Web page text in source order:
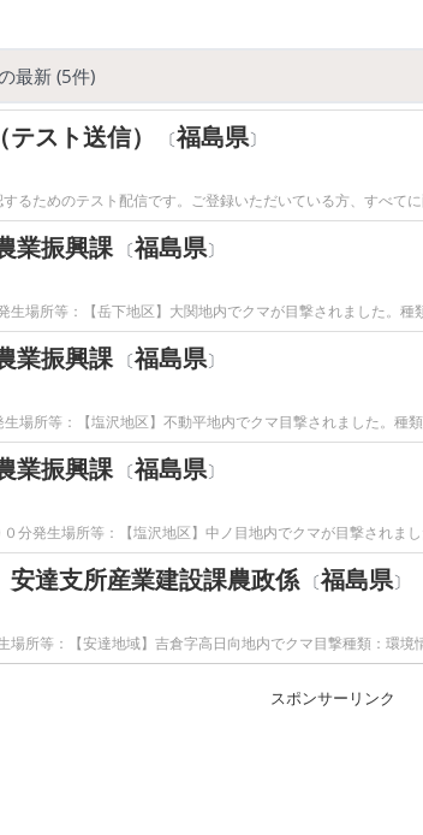
最新 (5件)
スト送信） 〔福島県〕
るためのテスト配信です。ご登録いただいている方、すべて
業振興課 〔福島県〕
場所等：【岳下地区】大関地内でクマが目撃されました。種
業振興課 〔福島県〕
場所等：【塩沢地区】不動平地内でクマ目撃されました。種
業振興課 〔福島県〕
分発生場所等：【塩沢地区】中ノ目地内でクマが目撃されま
達支所産業建設課農政係〔福島県〕
所等：【安達地域】吉倉字高日向地内でクマ目撃種類：環
スポンサーリンク